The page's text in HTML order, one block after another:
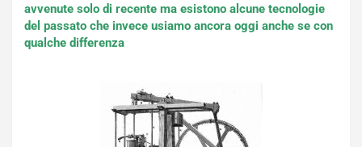
avvenute solo di recente ma esistono alcune tecnologie
del passato che invece usiamo ancora oggi anche se con
qualche differenza